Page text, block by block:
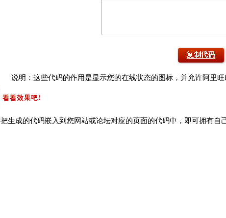
说明：这些代码的作用是显示您的在线状态的图标，并允许阿里
把生成的代码嵌入到您网站或论坛对应的页面的代码中，即可拥有自己